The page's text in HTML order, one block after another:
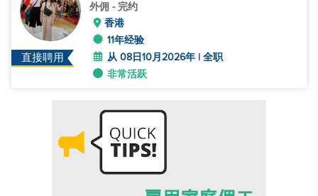
直接聘用
外佣 - 完约
香港
11年经验
从 08日10月2026年 | 全职
非常活跃